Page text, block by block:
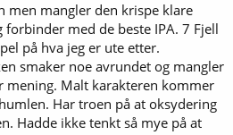
men mangler den krispe klare
med de beste IPA. 7 Fjell
på hva jeg er ute etter.
smaker noe avrundet og mangler
mening. Malt karakteren kommer
Har troen på at oksydering
Hadde ikke tenkt så mye på at